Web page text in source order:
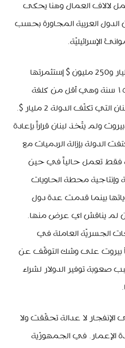
لالاف العمال وهنا يحكى
العربية المجاورة بحسب
الإسرائيليّة.
كلفة مرفأ حيفا حوالي مليار و250 مليون $ إستثمرتها
الحكومة الإسرائيليّة على ١٥ سنة وهي أقل من كلفة
دعم الكهرباء سنويًا في لبنان التي تكلّف الدولة 2 مليار $.
ولم يتّخذ لبنان قراراً بإعادة
الدولة بإزالة الردميات مع
جسريّة فقط تعمل حالياً في حين
محطة الحاويات
بينما قدمت عدة دول
لم يناقش اي عرض منها.
الجسريّة العاملة في
بيروت على وشك التوقّف عن
صعوبة توفير الدولار لشراء
لا عدالة تحقّقت ولا
الإعمار. في الجمهورّية